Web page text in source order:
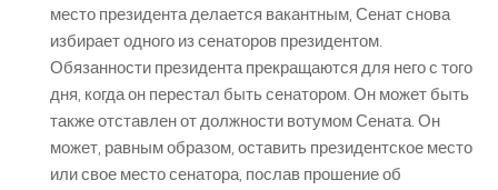
место президента делается вакантным, Сенат снова
избирает одного из сенаторов президентом.
Обязанности президента прекращаются для него с того
дня, когда он перестал быть сенатором. Он может быть
также отставлен от должности вотумом Сената. Он
может, равным образом, оставить президентское место
или свое место сенатора, послав прошение об